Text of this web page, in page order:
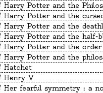
Harry Potter and the
Harry Potter and the
Harry Potter and the
Harry Potter and the half-
Harry Potter and the order
Harry Potter and the
Hatchet
Henry V
Her fearful symmetry : a